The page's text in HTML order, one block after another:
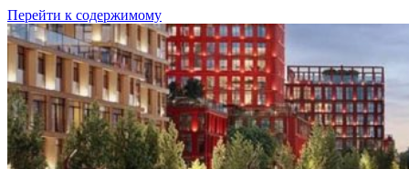
Перейти к содержимому